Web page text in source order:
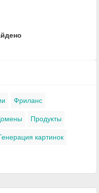
Фриланс
Продукты
картинок